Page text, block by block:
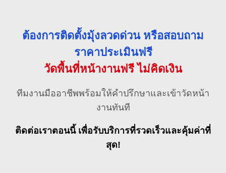
ต้องการติดตั้งมุ้งลวดด่วน หรือสอบถาม
ราคาประเมินฟรี
วัดพื้นที่หน้างานฟรี ไม่คิดเงิน
ทีมงานมืออาชีพพร้อมให้คำปรึกษาและเข้าวัดหน้า
งานทันที
ติดต่อเราตอนนี้ เพื่อรับบริการที่รวดเร็วและคุ้มค่าที่
สุด!